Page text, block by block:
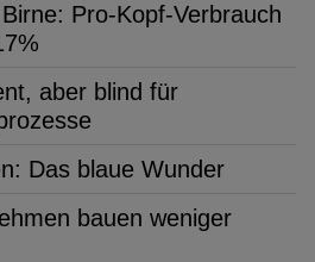
Pro-Kopf-Verbrauch
aber blind für
Das blaue Wunder
bauen weniger